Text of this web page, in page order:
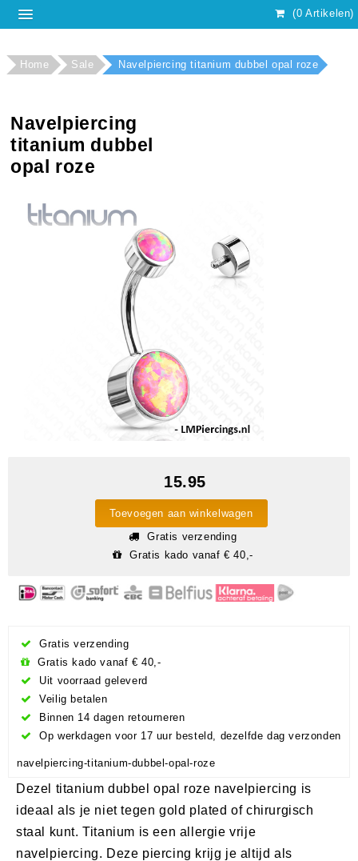
(0 Artikelen)
Home Sale Navelpiercing titanium dubbel opal roze
Navelpiercing
titanium dubbel
opal roze
15.95
Toevoegen aan winkelwagen
Gratis verzending
Gratis kado vanaf € 40,-
Gratis verzending
Gratis kado vanaf € 40,-
Uit voorraad geleverd
Veilig betalen
Binnen 14 dagen retourneren
Op werkdagen voor 17 uur besteld, dezelfde dag verzonden
navelpiercing-titanium-dubbel-opal-roze
Dezel titanium dubbel opal roze navelpiercing is
ideaal als je niet tegen gold plated of chirurgisch
staal kunt. Titanium is een allergie vrije
navelpiercing. Deze piercing krijg je altijd als